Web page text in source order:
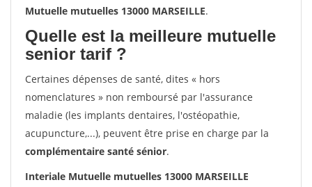
Mutuelle mutuelles 13000 MARSEILLE.
Quelle est la meilleure mutuelle
senior tarif ?
Certaines dépenses de santé, dites « hors
nomenclatures » non remboursé par l'assurance
maladie (les implants dentaires, l'ostéopathie,
acupuncture,...), peuvent être prise en charge par la
complémentaire santé sénior.
Interiale Mutuelle mutuelles 13000 MARSEILLE